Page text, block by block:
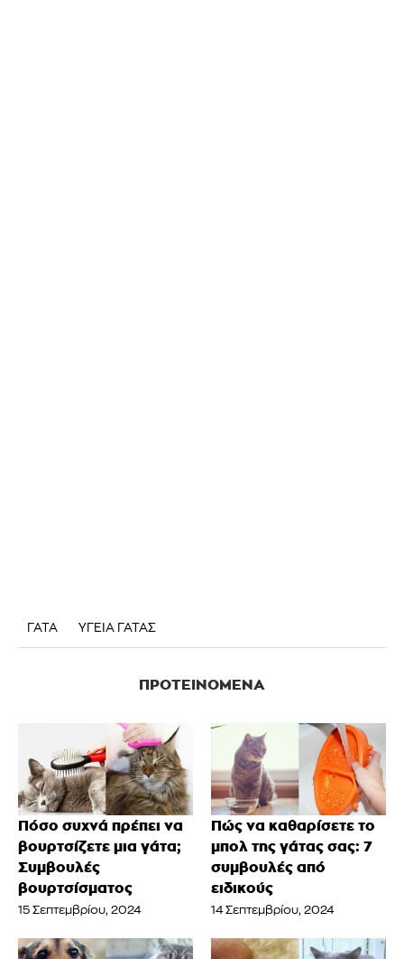
ΓΑΤΑ ΥΓΕΙΑ ΓΑΤΑΣ
ΠΡΟΤΕΙΝΌΜΕΝΑ
Πόσο συχνά πρέπει να
βουρτσίζετε μια γάτα;
Συμβουλές
βουρτσίσματος
15 Σεπτεμβρίου, 2024
Πώς να καθαρίσετε το
μπολ της γάτας σας: 7
συμβουλές από
ειδικούς
14 Σεπτεμβρίου, 2024